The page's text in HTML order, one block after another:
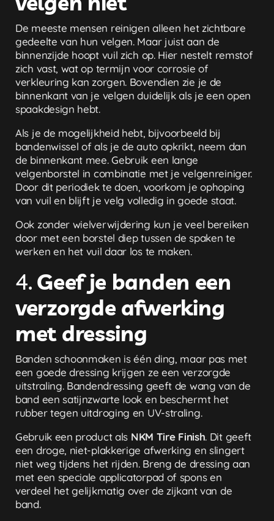
De meeste mensen reinigen alleen het zichtbare
gedeelte van hun velgen. Maar juist aan de
binnenzijde hoopt vuil zich op. Hier nestelt remstof
zich vast, wat op termijn voor corrosie of
verkleuring kan zorgen. Bovendien zie je de
binnenkant van je velgen duidelijk als je een open
spaakdesign hebt.
Als je de mogelijkheid hebt, bijvoorbeeld bij
bandenwissel of als je de auto opkrikt, neem dan
de binnenkant mee. Gebruik een lange
velgenborstel in combinatie met je velgenreiniger.
Door dit periodiek te doen, voorkom je ophoping
van vuil en blijft je velg volledig in goede staat.
Ook zonder wielverwijdering kun je veel bereiken
door met een borstel diep tussen de spaken te
werken en het vuil daar los te maken.
4. Geef je banden een
verzorgde afwerking
met dressing
Banden schoonmaken is één ding, maar pas met
een goede dressing krijgen ze een verzorgde
uitstraling. Bandendressing geeft de wang van de
band een satijnzwarte look en beschermt het
rubber tegen uitdroging en UV-straling.
Gebruik een product als NKM Tire Finish. Dit geeft
een droge, niet-plakkerige afwerking en slingert
niet weg tijdens het rijden. Breng de dressing aan
met een speciale applicatorpad of spons en
verdeel het gelijkmatig over de zijkant van de
band.